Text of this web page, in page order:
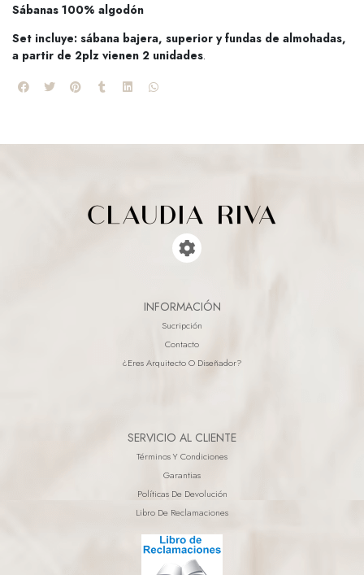
Sábanas 100% algodón
Set incluye: sábana bajera, superior y fundas de almohadas,
a partir de 2plz vienen 2 unidades.
INFORMACIÓN
Sucripción
Contacto
¿eres Arquitecto O Diseñador?
SERVICIO AL CLIENTE
Términos Y Condiciones
Garantias
Políticas De Devolución
Libro De Reclamaciones